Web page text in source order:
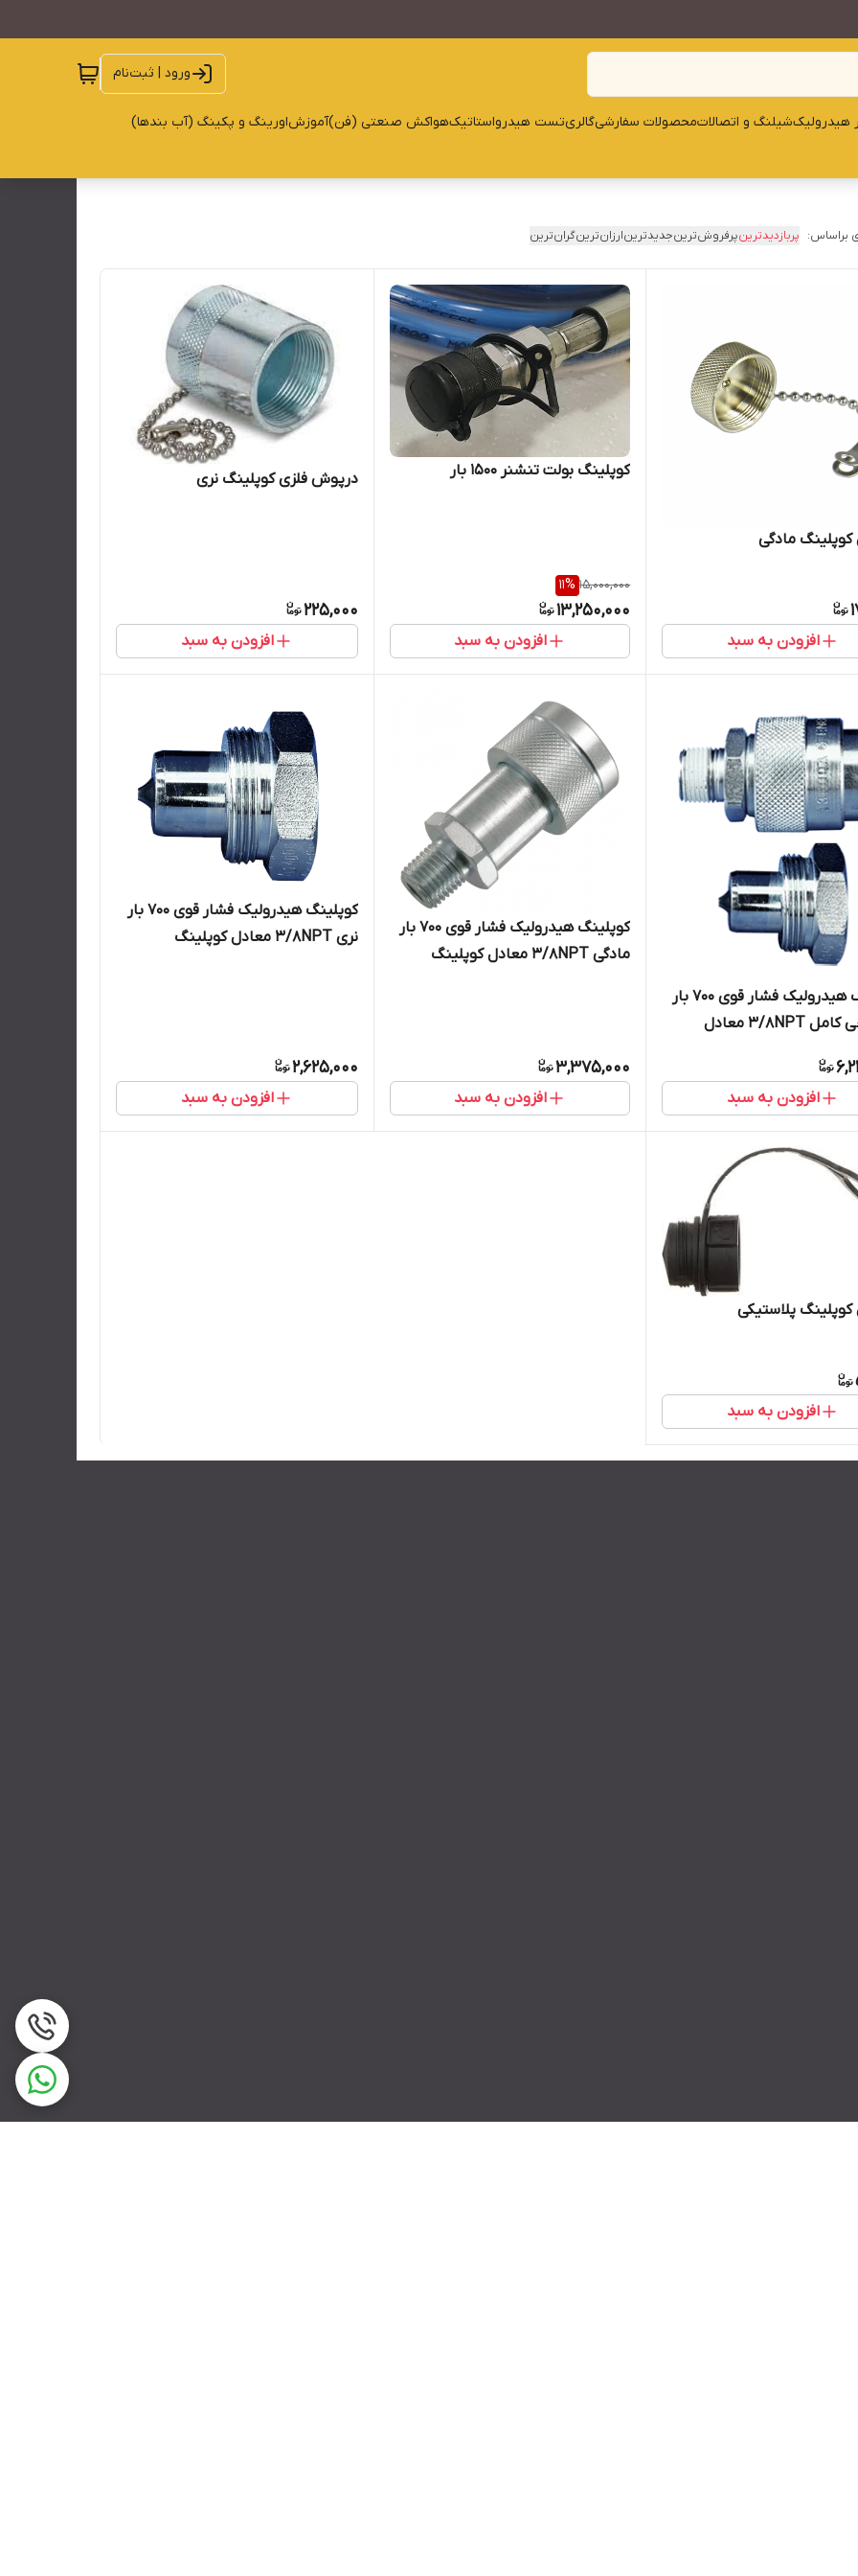
ورود | ثبت‌نام
هیدرولیکشیلنگ و اتصالاتمحصولات سفارشیگالریتست هیدرواستاتیکهواکش صنعتی (فن)آموزشاورینگ و پکینگ (آب بندها)
براساس: پربازدیدترینپرفروش‌ترینجدیدترینارزان‌ترینگران‌ترین
مادگی
افزودن به سبد
کوپلینگ بولت تنشنر 1500 بار
15,000,000
11%
13,250,000
افزودن به سبد
درپوش فلزی کوپلینگ نری
225,000
افزودن به سبد
کوپلینگ هیدرولیک فشار قوی 700 بار
1/4 پیچی کامل 3/8NPT معادل
افزودن به سبد
کوپلینگ هیدرولیک فشار قوی 700 بار
مادگی 3/8NPT معادل کوپلینگ
3,375,000
افزودن به سبد
کوپلینگ هیدرولیک فشار قوی 700 بار
نری 3/8NPT معادل کوپلینگ
2,625,000
افزودن به سبد
پلاستیکی
افزودن به سبد